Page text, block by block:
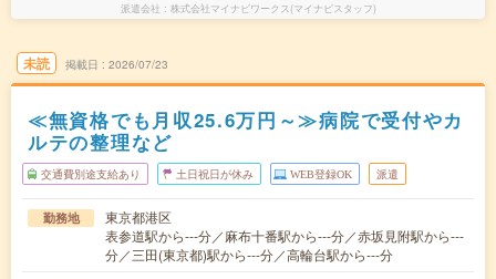
派遣会社 株式会社マイナビワークス(マイナビスタッフ)
未読 掲載日 2026/07/23
≪無資格でも月収25.6万円～≫病院で受付やカ
ルテの整理など
交通費別途支給あり 土日祝日が休み WEB登録OK 派遣
勤務地
東京都港区
表参道駅から---分／麻布十番駅から---分／赤坂見附駅から---
分／三田(東京都)駅から---分／高輪台駅から---分